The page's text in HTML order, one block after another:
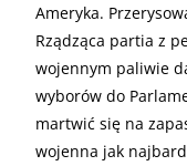
Ameryka.
Rządząca partia z
wojennym paliwie
wyborów do
martwić się na
wojenna jak